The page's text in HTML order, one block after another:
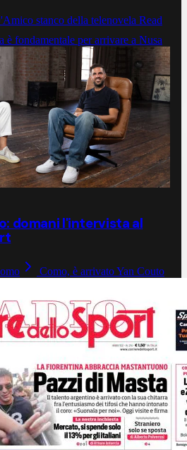
stanco della telenovela Read
è fondamentale per arrivare a Nusa
domani l'intervista al
Como, è arrivato Yan Couto